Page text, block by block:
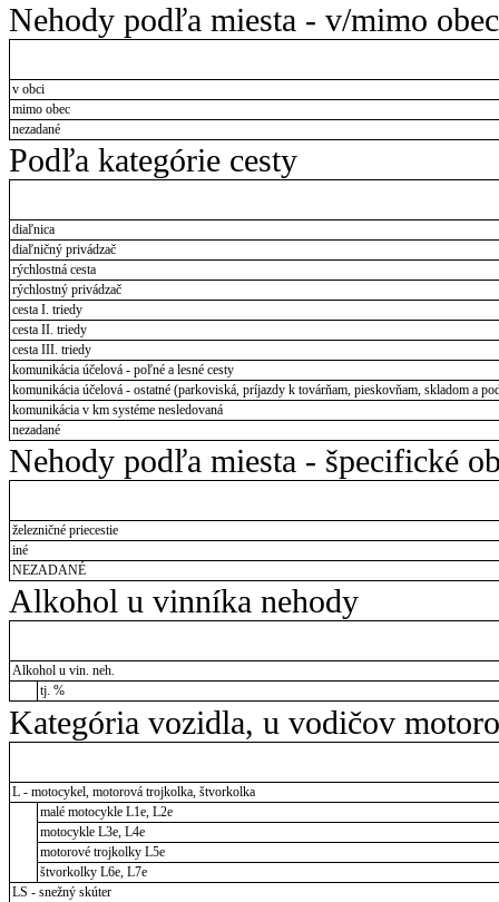
Nehody podľa miesta - v/mimo obec
v obci
mimo obec
nezadané
Podľa kategórie cesty
diaľnica
diaľničný privádzač
rýchlostná cesta
rýchlostný privádzač
cesta I. triedy
cesta II. triedy
cesta III. triedy
komunikácia účelová - poľné a lesné cesty
komunikácia účelová - ostatné (parkoviská, príjazdy k továrňam, pieskovňam, skladom a
komunikácia v km systéme nesledovaná
nezadané
Nehody podľa miesta - špecifické
železničné priecestie
iné
NEZADANÉ
Alkohol u vinníka nehody
Alkohol u vin. neh.
tj. %
Kategória vozidla, u vodičov
L - motocykel, motorová trojkolka, štvorkolka
malé motocykle L1e, L2e
motocykle L3e, L4e
motorové trojkolky L5e
štvorkolky L6e, L7e
LS - snežný skúter